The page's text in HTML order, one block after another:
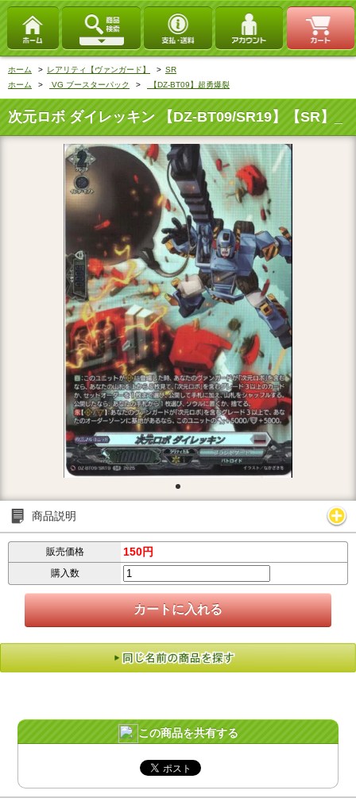
ホーム > レアリティ【ヴァンガード】 > SR
ホーム
> VG ブースターパック > 【DZ-BT09】超勇爆裂
次元ロボ ダイレッキン 【DZ-BT09/SR19】【SR】_
商品説明
販売価格 150円
購入数
この商品を共有する